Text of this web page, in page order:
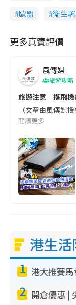
歐盟
衞生署
更多真實評價
風傳媒
旅遊攻略
旅遊注意｜搭飛
（文章由風傳媒
閱讀更多
港生
1
2